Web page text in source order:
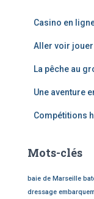
Casino en
Aller voir jouer
La pêche au
Une aventure
Compétitions
Mots-clés
baie de Marseille
dressage